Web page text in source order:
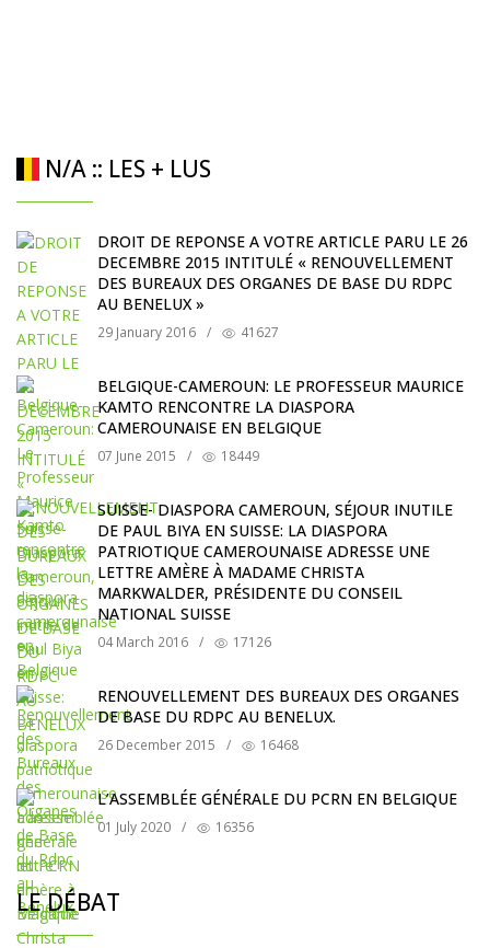
N/A :: LES + LUS
DROIT DE REPONSE A VOTRE ARTICLE PARU LE 26
DECEMBRE 2015 INTITULÉ « RENOUVELLEMENT
DES BUREAUX DES ORGANES DE BASE DU RDPC
AU BENELUX »
29 January 2016 / 41627
BELGIQUE-CAMEROUN: LE PROFESSEUR MAURICE
KAMTO RENCONTRE LA DIASPORA
CAMEROUNAISE EN BELGIQUE
07 June 2015 / 18449
SUISSE- DIASPORA CAMEROUN, SÉJOUR INUTILE
DE PAUL BIYA EN SUISSE: LA DIASPORA
PATRIOTIQUE CAMEROUNAISE ADRESSE UNE
LETTRE AMÈRE À MADAME CHRISTA
MARKWALDER, PRÉSIDENTE DU CONSEIL
NATIONAL SUISSE
04 March 2016 / 17126
RENOUVELLEMENT DES BUREAUX DES ORGANES
DE BASE DU RDPC AU BENELUX.
26 December 2015 / 16468
L’ASSEMBLÉE GÉNÉRALE DU PCRN EN BELGIQUE
01 July 2020 / 16356
LE DÉBAT